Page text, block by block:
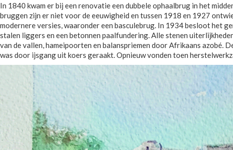
In 1840 kwam er bij een renovatie een dubbele ophaalbrug in het
bruggen zijn er niet voor de eeuwigheid en tussen 1918 en 1927
modernere versies, waaronder een basculebrug. In 1934 besloot het
stalen liggers en een betonnen paalfundering. Alle stenen
van de vallen, hameipoorten en balanspriemen door Afrikaans azobé.
was door ijsgang uit koers geraakt. Opnieuw vonden toen